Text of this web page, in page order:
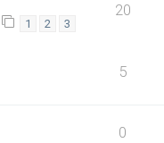
1 2 3
20
5
0